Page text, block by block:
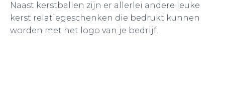
Naast kerstballen zijn er allerlei andere leuke
kerst relatiegeschenken die bedrukt kunnen
worden met het logo van je bedrijf.